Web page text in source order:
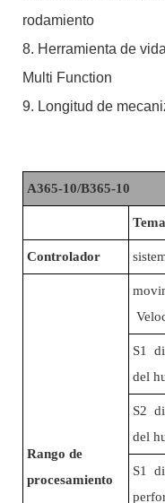
8. Herramienta de
Multi Function
9. Longitud de
A365-10/B365-10
Tema
Controlador
Rango de
procesamiento
S1
del
S2
del
S1